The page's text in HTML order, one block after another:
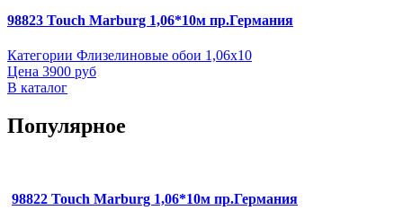
98823 Touch Marburg 1,06*10м пр.Германия
Категории Флизелиновые обои 1,06х10
Цена 3900 руб
В каталог
Популярное
98822 Touch Marburg 1,06*10м пр.Германия